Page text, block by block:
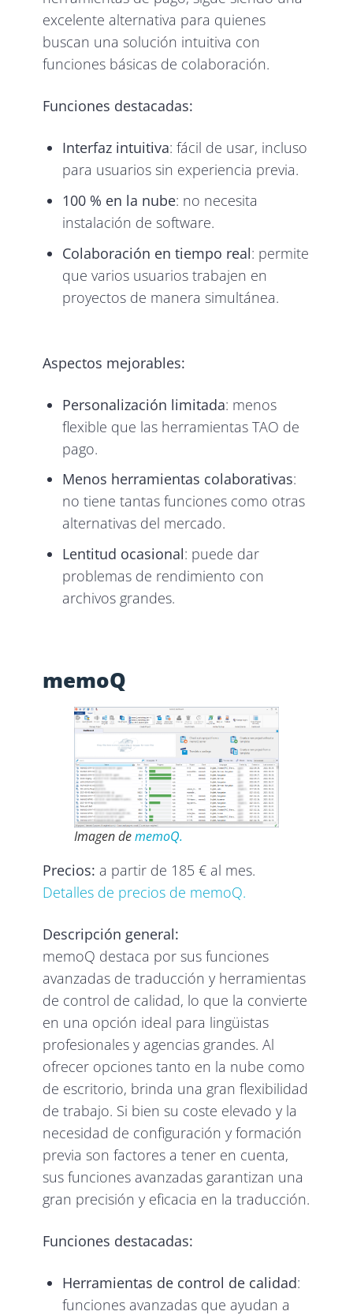
excelente alternativa para quienes
buscan una solución intuitiva con
funciones básicas de colaboración.
Funciones destacadas:
Interfaz intuitiva: fácil de usar, incluso
para usuarios sin experiencia previa.
100 % en la nube: no necesita
instalación de software.
Colaboración en tiempo real: permite
que varios usuarios trabajen en
proyectos de manera simultánea.
Aspectos mejorables:
Personalización limitada: menos
flexible que las herramientas TAO de
pago.
Menos herramientas colaborativas:
no tiene tantas funciones como otras
alternativas del mercado.
Lentitud ocasional: puede dar
problemas de rendimiento con
archivos grandes.
memoQ
Imagen dememoQ.
Precios: a partir de 185 € al mes.
Detalles de precios de memoQ.
Descripción general:
memoQ destaca por sus funciones
avanzadas de traducción y herramientas
de control de calidad, lo que la convierte
en una opción ideal para lingüistas
profesionales y agencias grandes. Al
ofrecer opciones tanto en la nube como
de escritorio, brinda una gran flexibilidad
de trabajo. Si bien su coste elevado y la
necesidad de configuración y formación
previa son factores a tener en cuenta,
sus funciones avanzadas garantizan una
gran precisión y eficacia en la traducción.
Funciones destacadas:
Herramientas de control de calidad:
funciones avanzadas que ayudan a